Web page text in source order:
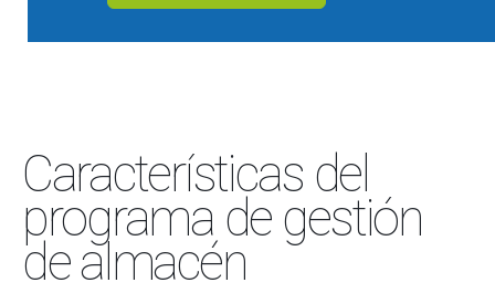
Características del
programa de gestión
de almacén